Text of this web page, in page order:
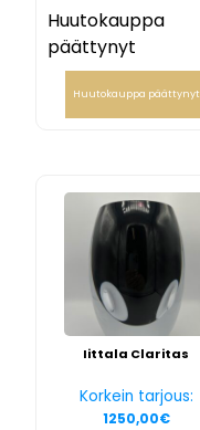
Huutokauppa
päättynyt
Huutokauppa päättynyt
Iittala Claritas
Korkein tarjous:
1250,00€